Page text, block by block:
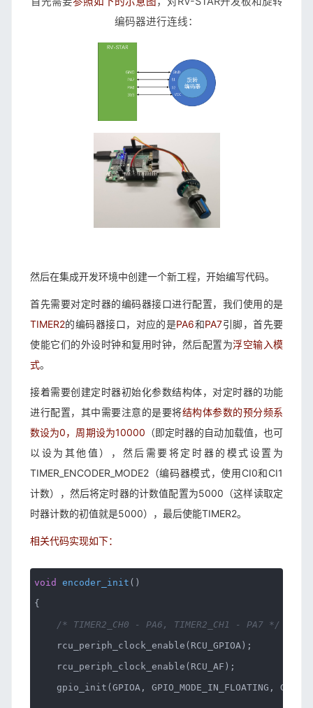
编码器进行连线：
然后在集成开发环境中创建一个新工程，开始编写代码。
首先需要对定时器的编码器接口进行配置，我们使用的是
TIMER2的编码器接口，对应的是PA6和PA7引脚，首先要
使能它们的外设时钟和复用时钟，然后配置为浮空输入模
式。
接着需要创建定时器初始化参数结构体，对定时器的功能
进行配置，其中需要注意的是要将结构体参数的预分频系
数设为0，周期设为10000 （即定时器的自动加载值，也可
以设为其他值），然后需要将定时器的模式设置为
TIMER_ENCODER_MODE2（编码器模式，使用CI0和CI1
计数），然后将定时器的计数值配置为5000（这样读取定
时器计数的初值就是5000），最后使能TIMER2。
相关代码实现如下：
void encoder_init ()
{
/* TIMER2_CH0 - PA6, TIMER2_CH1 - PA7 */
rcu_periph_clock_enable(RCU_GPIOA);
rcu_periph_clock_enable(RCU_AF);
gpio_init(GPIOA, GPIO_MODE_IN_FLOATING,